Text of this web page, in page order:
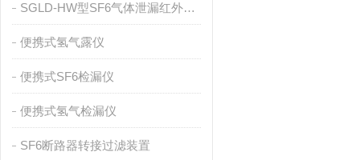
SGLD-HW型SF6气体泄漏红外检漏仪
便携式氢气露仪
便携式SF6检漏仪
便携式氢气检漏仪
SF6断路器转接过滤装置